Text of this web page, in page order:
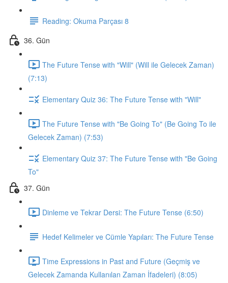
Reading: Okuma Parçası 8
36. Gün
The Future Tense with "Will" (Will ile Gelecek Zaman)
(7:13)
Elementary Quiz 36: The Future Tense with "Will"
The Future Tense with "Be Going To" (Be Going To ile
Gelecek Zaman) (7:53)
Elementary Quiz 37: The Future Tense with "Be Going
To"
37. Gün
Dinleme ve Tekrar Dersi: The Future Tense (6:50)
Hedef Kelimeler ve Cümle Yapıları: The Future Tense
Time Expressions in Past and Future (Geçmiş ve
Gelecek Zamanda Kullanılan Zaman İfadeleri) (8:05)